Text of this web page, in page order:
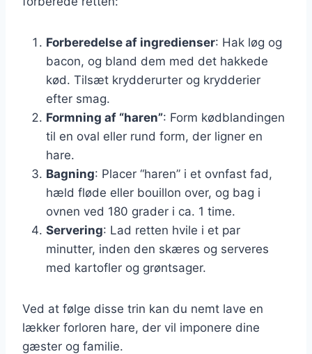
Forberedelse af ingredienser: Hak løg og
bacon, og bland dem med det hakkede
kød. Tilsæt krydderurter og krydderier
efter smag.
Formning af “haren”: Form kødblandingen
til en oval eller rund form, der ligner en
hare.
Bagning: Placer “haren” i et ovnfast fad,
hæld fløde eller bouillon over, og bag i
ovnen ved 180 grader i ca. 1 time.
Servering: Lad retten hvile i et par
minutter, inden den skæres og serveres
med kartofler og grøntsager.
Ved at følge disse trin kan du nemt lave en
lækker forloren hare, der vil imponere dine
gæster og familie.